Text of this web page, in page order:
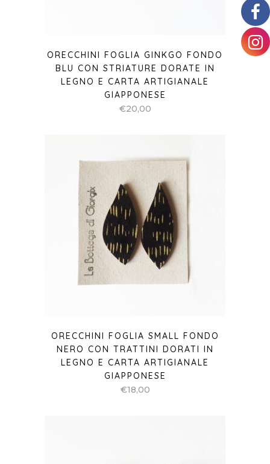
ORECCHINI FOGLIA GINKGO FONDO
BLU CON STRIATURE DORATE IN
LEGNO E CARTA ARTIGIANALE
GIAPPONESE
€20,00
ORECCHINI FOGLIA SMALL FONDO
NERO CON TRATTINI DORATI IN
LEGNO E CARTA ARTIGIANALE
GIAPPONESE
€18,00